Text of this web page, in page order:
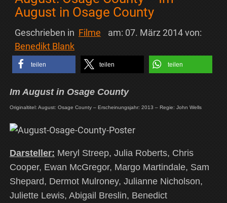
August in Osage County
Geschrieben in Filme am: 07. März 2014von:
Benedikt Blank
teilen teilen teilen
Im August in Osage County
Originaltitel: August: Osage County – Erscheinungsjahr: 2013 – Regie: John Wells
Darsteller: Meryl Streep, Julia Roberts, Chris
Cooper, Ewan McGregor, Margo Martindale, Sam
Shepard, Dermot Mulroney, Julianne Nicholson,
Juliette Lewis, Abigail Breslin, Benedict